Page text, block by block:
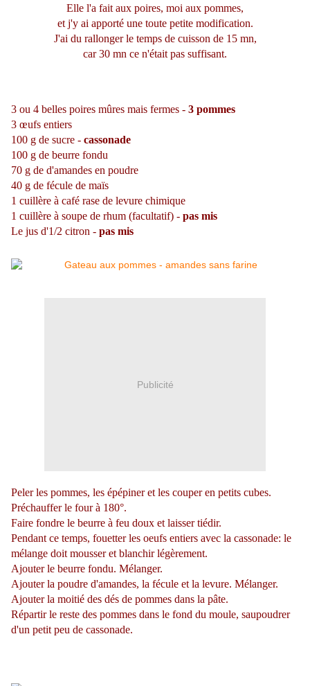
Elle l'a fait aux poires, moi aux pommes,
et j'y ai apporté une toute petite modification.
J'ai du rallonger le temps de cuisson de 15 mn,
car 30 mn ce n'était pas suffisant.
3 ou 4 belles poires mûres mais fermes - 3 pommes
3 œufs entiers
100 g de sucre - cassonade
100 g de beurre fondu
70 g de d'amandes en poudre
40 g de fécule de maïs
1 cuillère à café rase de levure chimique
1 cuillère à soupe de rhum (facultatif) - pas mis
Le jus d'1/2 citron - pas mis
Publicité
Peler les pommes, les épépiner et les couper en petits cubes.
Préchauffer le four à 180°.
Faire fondre le beurre à feu doux et laisser tiédir.
Pendant ce temps, fouetter les oeufs entiers avec la cassonade: le
mélange doit mousser et blanchir légèrement.
Ajouter le beurre fondu. Mélanger.
Ajouter la poudre d'amandes, la fécule et la levure. Mélanger.
Ajouter la moitié des dés de pommes dans la pâte.
Répartir le reste des pommes dans le fond du moule, saupoudrer
d'un petit peu de cassonade.